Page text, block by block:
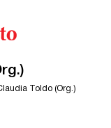
Toldo (Org.)